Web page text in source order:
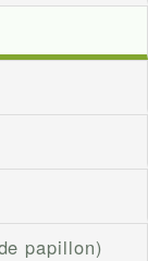
papillon)